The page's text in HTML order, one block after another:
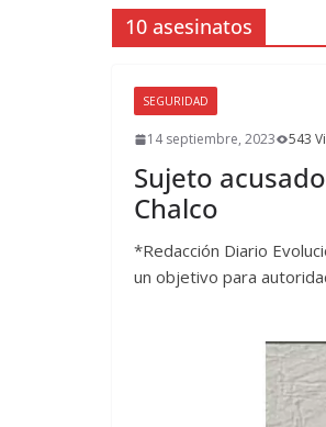
10 asesinatos
SEGURIDAD
14 septiembre, 2023 543
Sujeto
Chalco
*Redacción Diario
un objetivo para